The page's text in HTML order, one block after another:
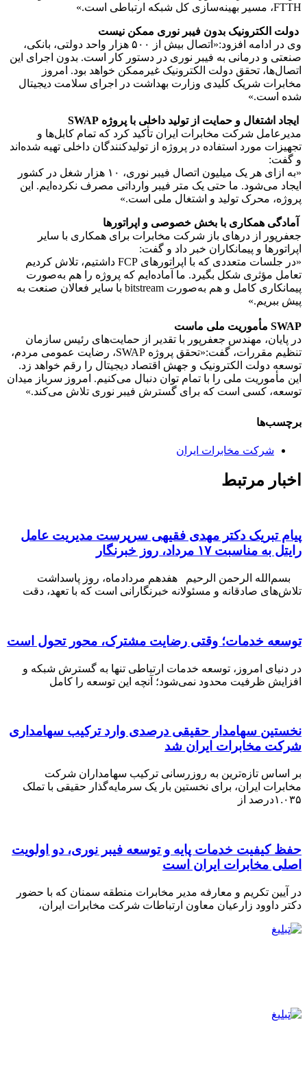
FTTH، مسیر بهینه‌سازی کل شبکه ارتباطی است.»
دولت الکترونیک بدون فیبر نوری ممکن نیست
وی در ادامه افزود:«اتصال بیش از ۵۰۰ هزار واحد دولتی، بانکی،
صنعتی و درمانی به فیبر نوری در دستور کار است. بدون اجرای این
اتصال‌ها، تحقق دولت الکترونیک غیرممکن خواهد بود. امروز
مخابرات شریک کلیدی وزارت بهداشت در اجرای سلامت دیجیتال
شده است.»
ایجاد اشتغال و حمایت از تولید داخلی با پروژه SWAP
مدیرعامل شرکت مخابرات ایران تأکید کرد که تمام کابل‌ها و
تجهیزات مورد استفاده در پروژه از تولیدکنندگان داخلی تهیه شده‌اند
و گفت:
«به ازای هر یک میلیون اتصال فیبر نوری، ۱۰ هزار شغل در کشور
ایجاد می‌شود. ما حتی یک متر فیبر وارداتی مصرف نکرده‌ایم. این
پروژه، محرک تولید و اشتغال ملی است.»
آمادگی همکاری با بخش خصوصی و اپراتورها
جعفرپور از درهای باز شرکت مخابرات برای همکاری با سایر
اپراتورها و پیمانکاران خبر داد و گفت:
«در جلسات متعددی که با اپراتورهای FCP داشتیم، تلاش کردیم
تعامل مؤثری شکل بگیرد. ما آماده‌ایم که پروژه را هم به‌صورت
پیمانکاری کامل و هم به‌صورت bitstream با سایر فعالان صنعت به
پیش ببریم.»
SWAP مأموریت ملی ماست
در پایان، مهندس جعفرپور با تقدیر از حمایت‌های رئیس سازمان
تنظیم مقررات، گفت:«تحقق پروژه SWAP، رضایت عمومی مردم،
توسعه دولت الکترونیک و جهش اقتصاد دیجیتال را رقم خواهد زد.
این مأموریت ملی را با تمام توان دنبال می‌کنیم. امروز سرباز میدان
توسعه، کسی است که برای گسترش فیبر نوری تلاش می‌کند.»
برچسب‌ها
شرکت مخابرات ایران
اخبار مرتبط
پیام تبریک دکتر مهدی فقیهی سرپرست مدیریت عامل
رایتل به مناسبت ۱۷ مرداد، روز خبرنگار
بسم‌الله الرحمن الرحیم هفدهم مردادماه، روز پاسداشت
تلاش‌های صادقانه و مسئولانه خبرنگارانی است که با تعهد، دقت
توسعه خدمات؛ وقتی رضایت مشترک، محور تحول است
در دنیای امروز، توسعه خدمات ارتباطی تنها به گسترش شبکه و
افزایش ظرفیت محدود نمی‌شود؛ آنچه این توسعه را کامل
نخستین سهامدار حقیقی درصدی وارد ترکیب سهامداری
شرکت مخابرات ایران شد
بر اساس تازه‌ترین به‌ روزرسانی ترکیب سهامداران شرکت
مخابرات ایران، برای نخستین بار یک سرمایه‌گذار حقیقی با تملک
۱.۰۳۵درصد از
حفظ کیفیت خدمات پایه و توسعه فیبر نوری، دو اولویت
اصلی مخابرات ایران است
در آیین تکریم و معارفه مدیر مخابرات منطقه سمنان که با حضور
دکتر داوود زارعیان معاون ارتباطات شرکت مخابرات ایران،